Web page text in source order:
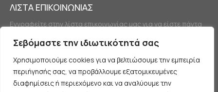
Σεβόμαστε την ιδιωτικότητά σας
Χρησιμοποιούμε cookies για να βελτιώσουμε την εμπειρία
περιήγησής σας, να προβάλλουμε εξατομικευμένες
διαφημίσεις ή περιεχόμενο και να αναλύουμε την
ΛΙΣΤΑ ΕΠΙΚΟΙΝΩΝΙΑΣ
Εγγραφείτε στην λίστα επικοινωνίας μας για να είστε πάντα